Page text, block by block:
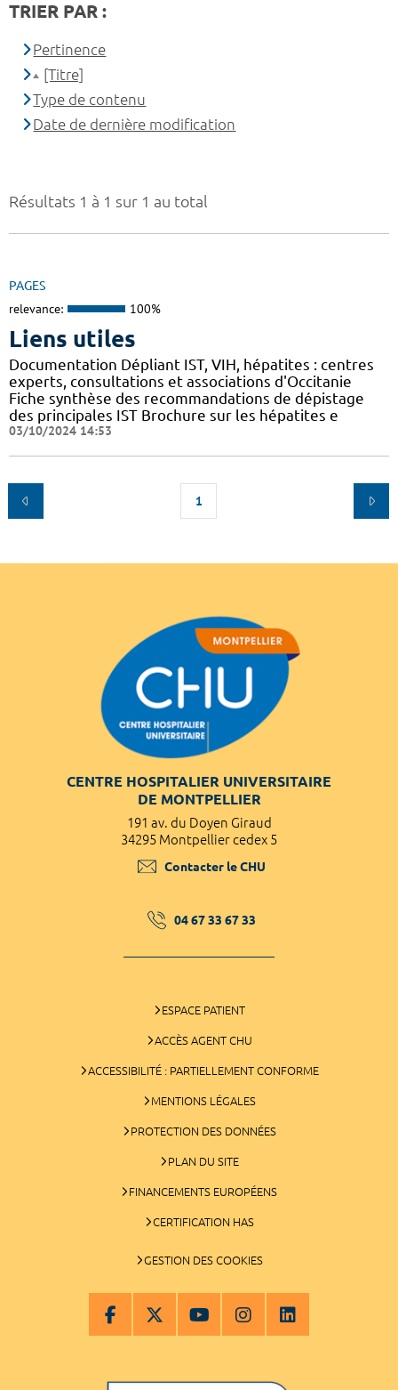
Résultats 1 à 1 sur 1 au total
PAGES
relevance: 100%
Liens utiles
Documentation Dépliant IST, VIH, hépatites : centres
experts, consultations et associations d'Occitanie
Fiche synthèse des recommandations de dépistage
des principales IST Brochure sur les hépatites e
03/10/2024 14:53
1
TRIER PAR :
Pertinence
[Titre]
Type de contenu
Date de dernière modification
CENTRE HOSPITALIER UNIVERSITAIRE
DE MONTPELLIER
191 av. du Doyen Giraud
34295 Montpellier cedex 5
Contacter le CHU
04 67 33 67 33
ESPACE PATIENT
ACCÈS AGENT CHU
ACCESSIBILITÉ : PARTIELLEMENT CONFORME
MENTIONS LÉGALES
PROTECTION DES DONNÉES
PLAN DU SITE
FINANCEMENTS EUROPÉENS
CERTIFICATION HAS
GESTION DES COOKIES